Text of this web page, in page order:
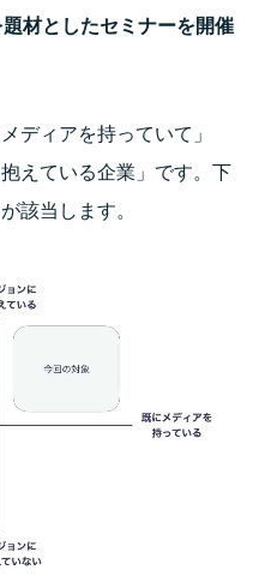
題材としたセミナーを開催
ディアを持っていて」
えている企業」です。下
該当します。